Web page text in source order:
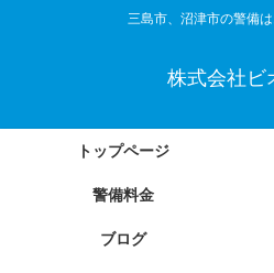
三島市、沼津市の警備は
株式会社ビ
トップページ
警備料金
ブログ